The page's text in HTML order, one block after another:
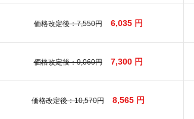
価格改定後：7,550円 6,035 円
価格改定後：9,060円 7,300 円
価格改定後：10,570円 8,565 円